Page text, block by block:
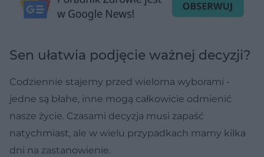
Sen ułatwia podjęcie ważnej decyzji?
Codziennie stajemy przed wieloma wyborami -
jedne są błahe, inne mogą całkowicie odmienić
nasze życie. Czasami decyzja musi zapaść
natychmiast, ale w wielu przypadkach mamy kilka
dni na zastanowienie.